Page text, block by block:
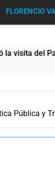
FLORENCIO
del Papa
Pública y